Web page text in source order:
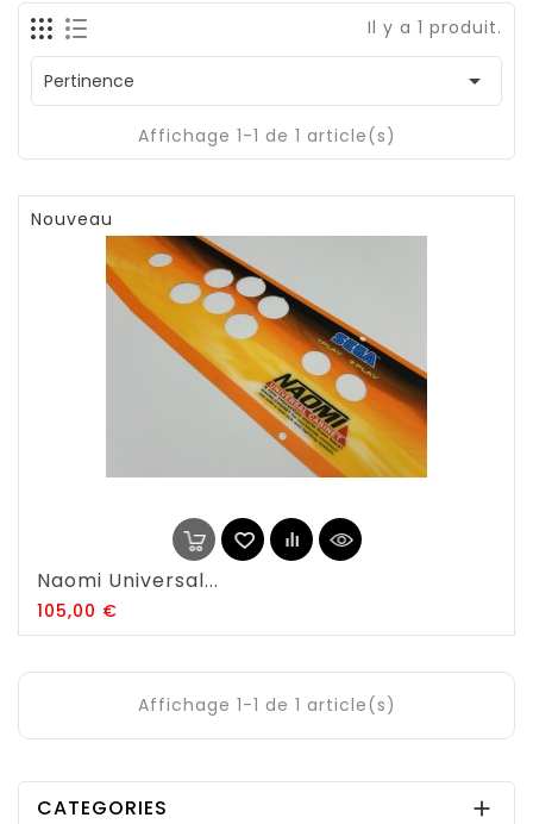
Il y a 1 produit.
Pertinence 
Affichage 1-1 de 1 article(s)
Nouveau
Naomi Universal...
105,00 €
Affichage 1-1 de 1 article(s)
CATEGORIES 